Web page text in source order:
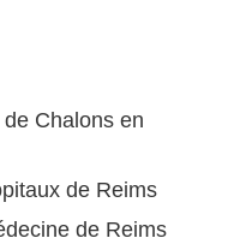
Chalons en
de Reims
de Reims